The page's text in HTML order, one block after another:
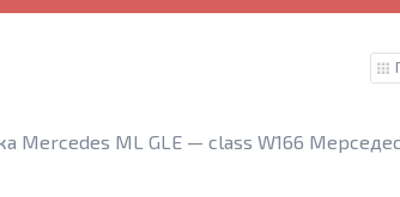
Mercedes ML GLE — class W166